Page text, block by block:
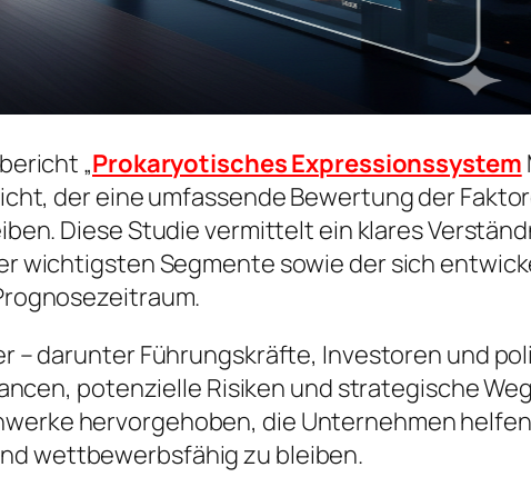
„Prokaryotisches Expressionssystem
der eine umfassende Bewertung der
Diese Studie vermittelt ein klares
wichtigsten Segmente sowie der sich
darunter Führungskräfte, Investoren und
potenzielle Risiken und strategische
hervorgehoben, die Unternehmen
wettbewerbsfähig zu bleiben.